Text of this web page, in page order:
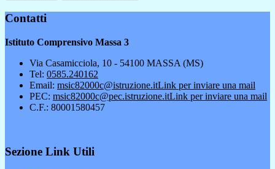
Contatti
Istituto Comprensivo Massa 3
Via Casamicciola, 10 - 54100 MASSA (MS)
Tel: 0585.240162
Email: msic82000c@istruzione.itLink per inviare una mail
PEC: msic82000c@pec.istruzione.itLink per inviare una mail
C.F.: 80001580457
Sezione Link Utili